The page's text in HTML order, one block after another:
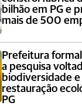
bilhão em PG e
mais de 500
Prefeitura
a pesquisa
biodiversidade e
restauração
PG